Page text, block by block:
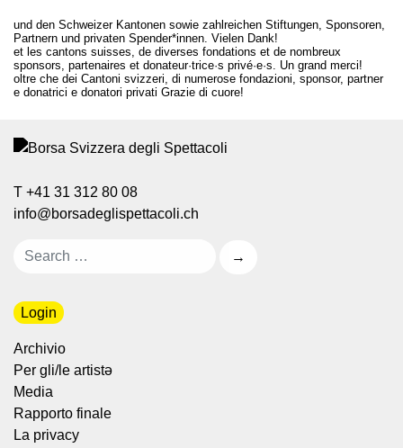
und den Schweizer Kantonen sowie zahlreichen Stiftungen, Sponsoren,
Partnern und privaten Spender*innen. Vielen Dank!
et les cantons suisses, de diverses fondations et de nombreux
sponsors, partenaires et donateur·trice·s privé·e·s. Un grand merci!
oltre che dei Cantoni svizzeri, di numerose fondazioni, sponsor, partner
e donatrici e donatori privati Grazie di cuore!
T +41 31 312 80 08
info@borsadeglispettacoli.ch
Login
Archivio
Per gli/le artistə
Media
Rapporto finale
La privacy